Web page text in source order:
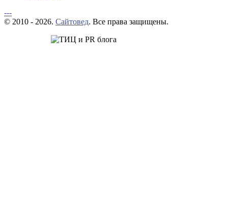
---
© 2010 - 2026. Сайтовед. Все права защищены.